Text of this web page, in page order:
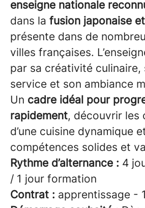
enseigne nationale
dans la fusion japonaise
présente dans de
villes françaises.
par sa créativité culinaire,
service et son ambiance
Un cadre idéal pour
rapidement, découvrir les
d’une cuisine dynamique
compétences solides et
Rythme d’alternance : 4
/ 1 jour formation
Contrat : apprentissage -